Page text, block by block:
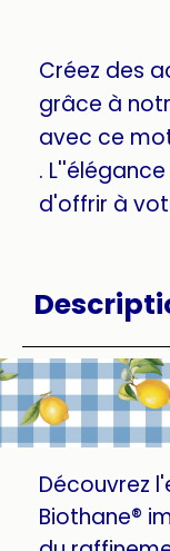
Créez des
grâce à
avec ce
.
d'offrir à
Découvrez
Biothane®